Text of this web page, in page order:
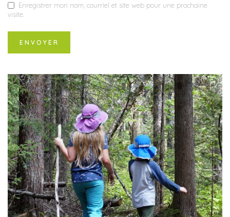
Enregistrer mon nom, courriel et site web pour une prochaine
visite.